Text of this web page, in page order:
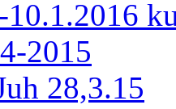
2015
28,3.15